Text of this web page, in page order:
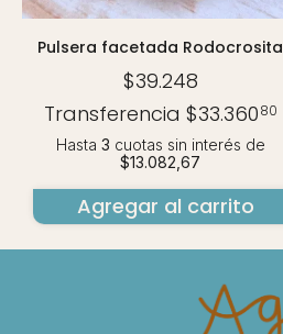
Pulsera facetada Rodocrosita
$39.248
Transferencia $33.36080
Hasta 3 cuotas sin interés de
$13.082,67
Agregar al carrito